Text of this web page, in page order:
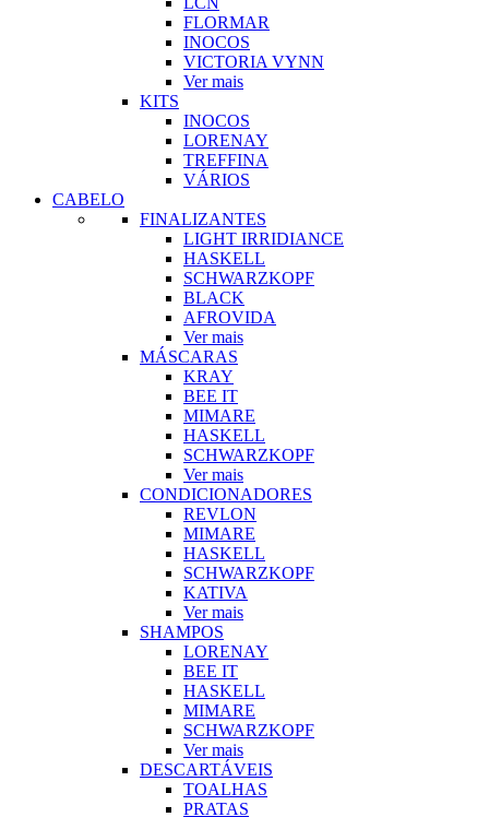
FLORMAR
INOCOS
VICTORIA VYNN
Ver mais
KITS
INOCOS
LORENAY
TREFFINA
VÁRIOS
CABELO
FINALIZANTES
LIGHT IRRIDIANCE
HASKELL
SCHWARZKOPF
BLACK
AFROVIDA
Ver mais
MÁSCARAS
KRAY
BEE IT
MIMARE
HASKELL
SCHWARZKOPF
Ver mais
CONDICIONADORES
REVLON
MIMARE
HASKELL
SCHWARZKOPF
KATIVA
Ver mais
SHAMPOS
LORENAY
BEE IT
HASKELL
MIMARE
SCHWARZKOPF
Ver mais
DESCARTÁVEIS
TOALHAS
PRATAS